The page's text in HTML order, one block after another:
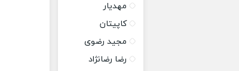
مهدیار
کاپیتان
مجید رضوی
رضا رضانژاد